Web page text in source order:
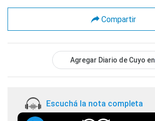
Compartir
Agregar Diario de Cuyo en
Escuchá la nota completa